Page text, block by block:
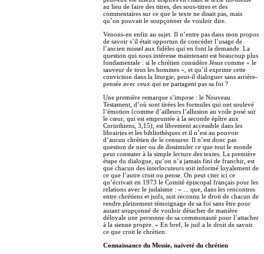
au lieu de faire des titres, des sous-titres et des
commentaires sur ce que le texte ne disait pas, mais
qu’on pouvait le soupçonner de vouloir dire.
Venons-en enfin au sujet. Il n’entre pas dans mon propos
de savoir s’il était opportun de concéder l’usage de
l’ancien missel aux fidèles qui en font la demande. La
question qui nous intéresse maintenant est beaucoup plus
fondamentale : si le chrétien considère Jésus comme « le
sauveur de tous les hommes », et qu’il exprime cette
conviction dans la liturgie, peut-il dialoguer sans arrière-
pensée avec ceux qui ne partagent pas sa foi ?
Une première remarque s’impose : le Nouveau
Testament, d’où sont tirées les formules qui ont soulevé
l’émotion (comme d’ailleurs l’allusion au voile posé sur
le cœur, qui est empruntée à la seconde épître aux
Corinthiens, 3,15), est librement accessible dans les
librairies et les bibliothèques et il n’est au pouvoir
d’aucun chrétien de le censurer. Il n’est donc pas
question de nier ou de dissimuler ce que tout le monde
peut constater à la simple lecture des textes. La première
étape du dialogue, qu’on n’a jamais fini de franchir, est
que chacun des interlocuteurs soit informé loyalement de
ce que l’autre croit ou pense. On peut citer ici ce
qu’écrivait en 1973 le Comité épiscopal français pour les
relations avec le judaïsme : « ... que, dans les rencontres
entre chrétiens et juifs, soit reconnu le droit de chacun de
rendre pleinement témoignage de sa foi sans être pour
autant soupçonné de vouloir détacher de manière
déloyale une personne de sa communauté pour l’attacher
à la sienne propre. » En bref, le juif a le droit de savoir
ce que croit le chrétien.
Connaissance du Messie, naïveté du chrétien